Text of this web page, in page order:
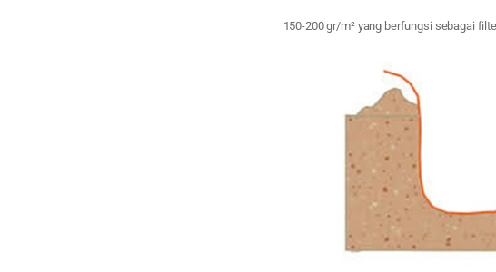
150-200 gr/m² yang berfungsi sebagai